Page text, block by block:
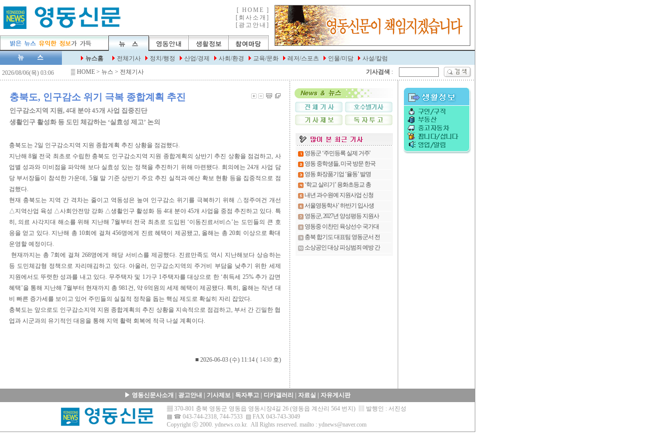
▒ HOME > 뉴스 > 전체기사 기사검색 :
충북도, 인구감소 위기 극복 종합계획 추진
인구감소지역 지원, 4대 분야 45개 사업 집중진단
생활인구 활성화 등 도민 체감하는 ‘실효성 제고’ 논의
충북도는 2일 인구감소지역 지원 종합계획 추진 상황을 점검했다.
지난해 8월 전국 최초로 수립한 충북도 인구감소지역 지원 종합계획의 상반기 추진 상황을 점검하고, 사
업별 성과와 미비점을 파악해 보다 실효성 있는 정책을 추진하기 위해 마련됐다. 회의에는 24개 사업 담
당 부서장들이 참석한 가운데, 5월 말 기준 상반기 주요 추진 실적과 예산 확보 현황 등을 집중적으로 점
검했다.
현재 충북도는 지역 간 격차는 줄이고 역동성은 높여 인구감소 위기를 극복하기 위해 △정주여건 개선
△지역산업 육성 △사회안전망 강화 △생활인구 활성화 등 4대 분야 45개 사업을 중점 추진하고 있다. 특
히, 의료 사각지대 해소를 위해 지난해 7월부터 전국 최초로 도입된 ‘이동진료서비스’는 도민들의 큰 호
응을 얻고 있다. 지난해 총 10회에 걸쳐 456명에게 진료 혜택이 제공됐고, 올해는 총 20회 이상으로 확대
운영할 예정이다.
현재까지는 총 7회에 걸쳐 268명에게 해당 서비스를 제공했다. 진료만족도 역시 지난해보다 상승하는
등 도민체감형 정책으로 자리매김하고 있다. 아울러, 인구감소지역의 주거비 부담을 낮추기 위한 세제
지원에서도 뚜렷한 성과를 내고 있다. 무주택자 및 1가구 1주택자를 대상으로 한 ‘취득세 25% 추가 감면
혜택’을 통해 지난해 7월부터 현재까지 총 981건, 약 6억원의 세제 혜택이 제공됐다. 특히, 올해는 작년 대
비 빠른 증가세를 보이고 있어 주민들의 실질적 정착을 돕는 핵심 제도로 확실히 자리 잡았다.
충북도는 앞으로도 인구감소지역 지원 종합계획의 추진 상황을 지속적으로 점검하고, 부서 간 긴밀한 협
업과 시군과의 유기적인 대응을 통해 지역 활력 회복에 적극 나설 계획이다.
■ 2026-06-03 (수) 11:14 ( 1430호)
▶ 영동신문사소개 광고안내 기사제보 독자투고 디카갤러리 자료실
자유게시판
▦ 370-801 충북 영동군 영동읍 영동시장4길 26 (영동읍 계산리 564 번지) ▥ 발행인 : 서진성
▩ ☎ 043-744-2318, 744-7533 ▧ FAX 043-743-3049
Copyright ⓒ 2000. ydnews.co.kr. All Rights reserved. mailto : ydnews@naver.com